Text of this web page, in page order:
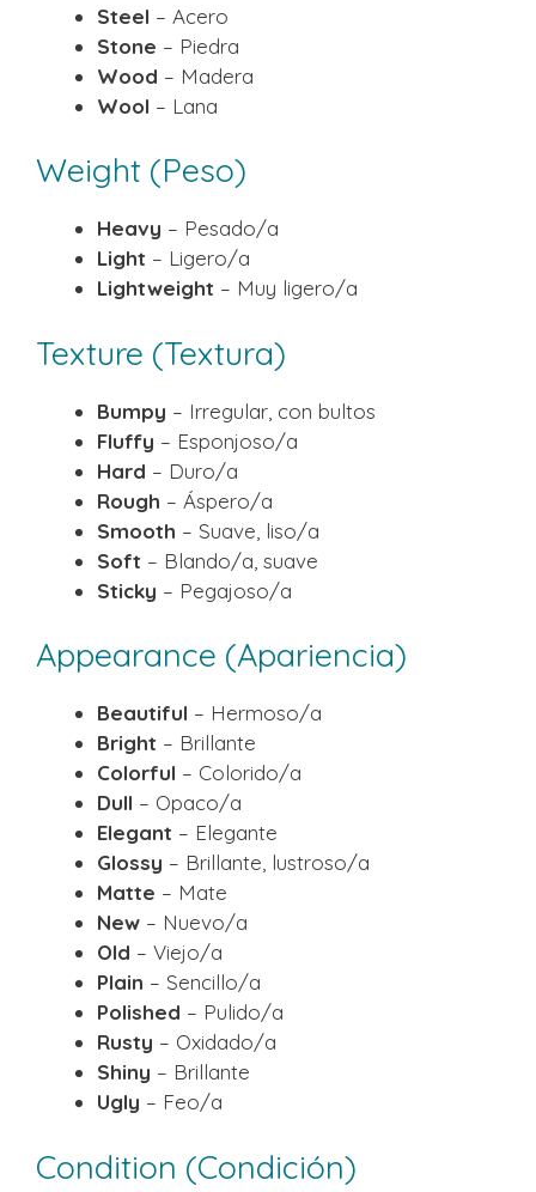
Steel – Acero
Stone – Piedra
Wood – Madera
Wool – Lana
Weight (Peso)
Heavy – Pesado/a
Light – Ligero/a
Lightweight – Muy ligero/a
Texture (Textura)
Bumpy – Irregular, con bultos
Fluffy – Esponjoso/a
Hard – Duro/a
Rough – Áspero/a
Smooth – Suave, liso/a
Soft – Blando/a, suave
Sticky – Pegajoso/a
Appearance (Apariencia)
Beautiful – Hermoso/a
Bright – Brillante
Colorful – Colorido/a
Dull – Opaco/a
Elegant – Elegante
Glossy – Brillante, lustroso/a
Matte – Mate
New – Nuevo/a
Old – Viejo/a
Plain – Sencillo/a
Polished – Pulido/a
Rusty – Oxidado/a
Shiny – Brillante
Ugly – Feo/a
Condition (Condición)